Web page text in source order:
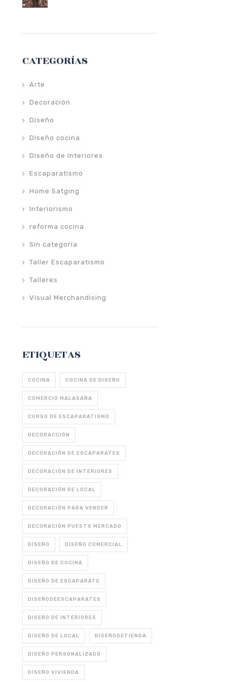
CATEGORÍAS
Arte
Decoración
Diseño
Diseño cocina
Diseño de Interiores
Escaparatismo
Home Satging
Interiorismo
reforma cocina
Sin categoría
Taller Escaparatismo
Talleres
Visual Merchandising
ETIQUETAS
COCINA COCINA DE DISEÑO
COMERCIO MALASAÑA
CURSO DE ESCAPARATISMO
DECORACCIÓN
DECORACIÓN DE ESCAPARATES
DECORACIÓN DE INTERIORES
DECORACIÓN DE LOCAL
DECORACIÓN PARA VENDER
DECORACIÓN PUESTO MERCADO
DISEÑO DISEÑO COMERCIAL
DISEÑO DE COCINA
DISEÑO DE ESCAPARATE
DISEÑODEESCAPARATES
DISEÑO DE INTERIORES
DISEÑO DE LOCAL DISEÑODETIENDA
DISEÑO PERSONALIZADO
DISEÑO VIVIENDA